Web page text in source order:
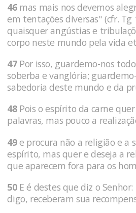
46mas mais nos devemos
em tentações diversas" (cfr. Tg
quaisquer angústias e
corpo neste mundo pela vida
47Por isso, guardemo-nos
soberba e vanglória;
sabedoria deste mundo e da
48Pois o espírito da carne
palavras, mas pouco a
49e procura não a religião e a
espírito, mas quer e deseja a
que aparecem fora para os
50E é destes que diz o
digo, receberam sua